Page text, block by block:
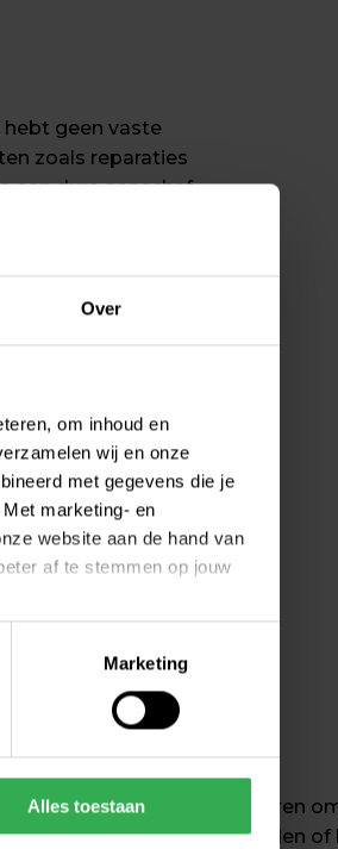
Over
om inhoud en
wij en onze
met gegevens die je
marketing- en
website aan de hand van
af te stemmen op jouw
jouw toestemming op ieder
cookiestatement
Marketing
Alles toestaan
hebt geen vaste
zoals reparaties
een dure aanschaf
kan allemaal. Van
deelauto’s inmiddels
lucht en minder
auto te delen
er ook verschillende manieren
samen met familie, vrienden of